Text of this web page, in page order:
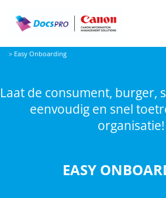
Docspro
> Easy Onboarding
Laat de consument, burger,
eenvoudig en snel
organisatie!
EASY